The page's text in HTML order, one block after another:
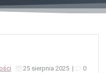
25 sierpnia 2025| 0